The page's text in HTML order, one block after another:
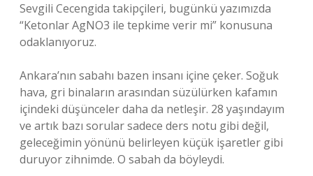
Sevgili Cecengida takipçileri, bugünkü yazımızda
“Ketonlar AgNO3 ile tepkime verir mi” konusuna
odaklanıyoruz.
Ankara’nın sabahı bazen insanı içine çeker. Soğuk
hava, gri binaların arasından süzülürken kafamın
içindeki düşünceler daha da netleşir. 28 yaşındayım
ve artık bazı sorular sadece ders notu gibi değil,
geleceğimin yönünü belirleyen küçük işaretler gibi
duruyor zihnimde. O sabah da böyleydi.